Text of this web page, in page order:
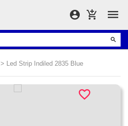
> Led Strip Indiled 2835 Blue